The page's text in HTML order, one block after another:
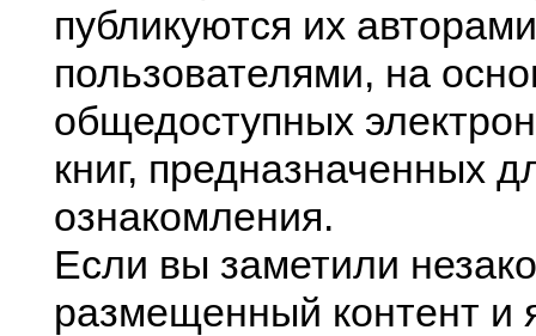
публикуются их
пользователями, на
общедоступных
книг, предназначенных
ознакомления.
Если вы заметили
размещенный контент и